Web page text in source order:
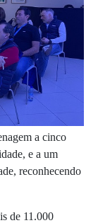
a cinco
e a um
reconhecendo
de 11.000